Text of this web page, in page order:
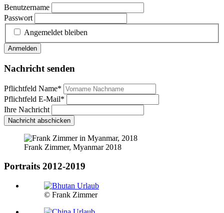
Benutzername
Passwort
Angemeldet bleiben
Anmelden
Nachricht senden
Pflichtfeld Name*
Pflichtfeld E-Mail*
Ihre Nachricht
Nachricht abschicken
Frank Zimmer, Myanmar 2018
Portraits 2012-2019
© Frank Zimmer